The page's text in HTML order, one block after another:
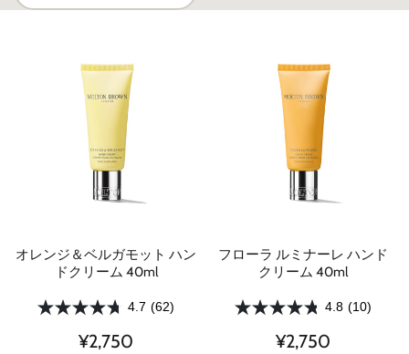
オレンジ＆ベルガモット ハン
ドクリーム 40ml
4.7 (62)
¥2,750
フローラ ルミナーレ ハンド
クリーム 40ml
4.8 (10)
¥2,750